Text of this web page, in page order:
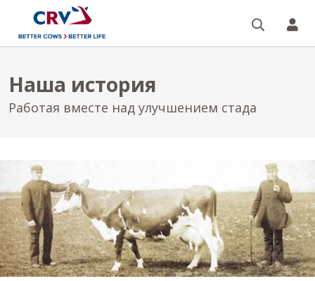
Наша история
Работая вместе над улучшением стада